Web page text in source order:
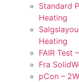
Standard
Heating
Heating
FAIR Test
Fra
pCon –